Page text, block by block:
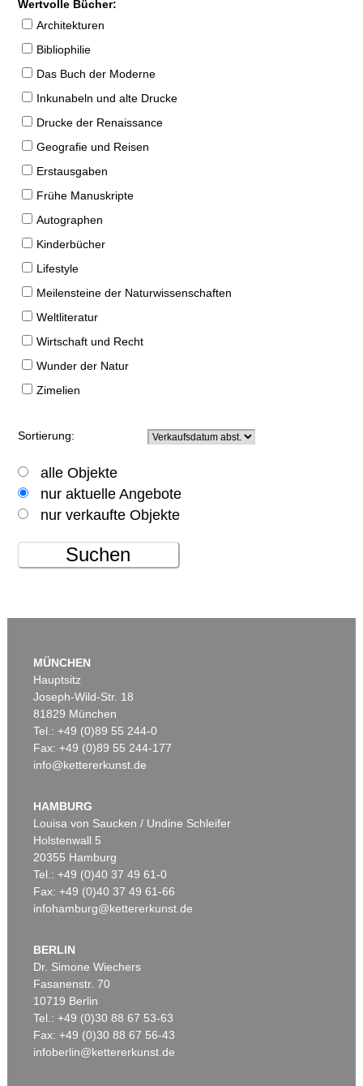
Wertvolle Bücher:
Architekturen
Bibliophilie
Das Buch der Moderne
Inkunabeln und alte Drucke
Drucke der Renaissance
Geografie und Reisen
Erstausgaben
Frühe Manuskripte
Autographen
Kinderbücher
Lifestyle
Meilensteine der Naturwissenschaften
Weltliteratur
Wirtschaft und Recht
Wunder der Natur
Zimelien
Sortierung:
alle Objekte
nur aktuelle Angebote
nur verkaufte Objekte
Suchen
MÜNCHEN
Hauptsitz
Joseph-Wild-Str. 18
81829 München
Tel.: +49 (0)89 55 244-0
Fax: +49 (0)89 55 244-177
info@kettererkunst.de
HAMBURG
Louisa von Saucken / Undine Schleifer
Holstenwall 5
20355 Hamburg
Tel.: +49 (0)40 37 49 61-0
Fax: +49 (0)40 37 49 61-66
infohamburg@kettererkunst.de
BERLIN
Dr. Simone Wiechers
Fasanenstr. 70
10719 Berlin
Tel.: +49 (0)30 88 67 53-63
Fax: +49 (0)30 88 67 56-43
infoberlin@kettererkunst.de